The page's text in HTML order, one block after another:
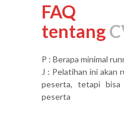
FAQ
tentang
P : Berapa minimal
J : Pelatihan ini akan
peserta, tetapi bisa
peserta